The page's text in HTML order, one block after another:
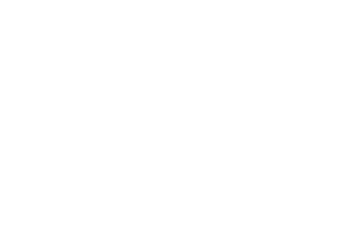
tropical e praia privada
uma densa floresta tropical e uma praia
oferece um refúgio isolado e sereno,
mar e da areia.